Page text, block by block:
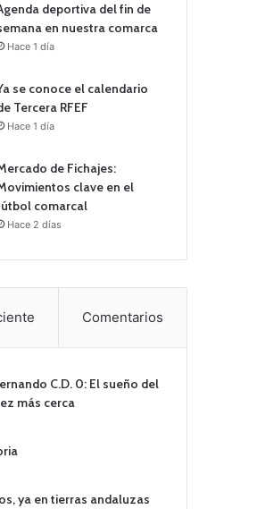
deportiva del fin de
en nuestra comarca
Hace 1 día
se conoce el calendario
Tercera RFEF
Hace 1 día
de Fichajes:
clave en el
comarcal
Hace 2 días
Comentarios
C.D. 0: El sueño del
más cerca
ya en tierras andaluzas